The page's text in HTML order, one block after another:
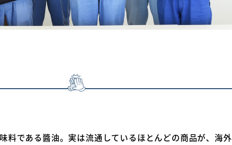
料である醬油。実は流通しているほとんどの商品が、海外